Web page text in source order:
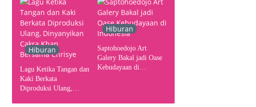
Hiburan
Lagu Ketika Tangan dan
Kaki Berkata
Diproduksi Ulang,
Hiburan
Saptohoedojo Art
Galery Bakal jadi Oase
Kebudayaan di